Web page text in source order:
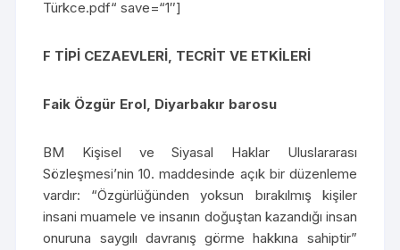
Türkce.pdf“ save=“1″]
F TİPİ CEZAEVLERİ, TECRİT VE ETKİLERİ
Faik Özgür Erol, Diyarbakır barosu
BM Kişisel ve Siyasal Haklar Uluslararası
Sözleşmesi’nin 10. maddesinde açık bir düzenleme
vardır: “Özgürlüğünden yoksun bırakılmış kişiler
insani muamele ve insanın doğuştan kazandığı insan
onuruna saygılı davranış görme hakkına sahiptir”